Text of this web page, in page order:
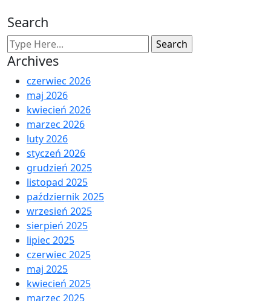
Search
Archives
czerwiec 2026
maj 2026
kwiecień 2026
marzec 2026
luty 2026
styczeń 2026
grudzień 2025
listopad 2025
październik 2025
wrzesień 2025
sierpień 2025
lipiec 2025
czerwiec 2025
maj 2025
kwiecień 2025
marzec 2025